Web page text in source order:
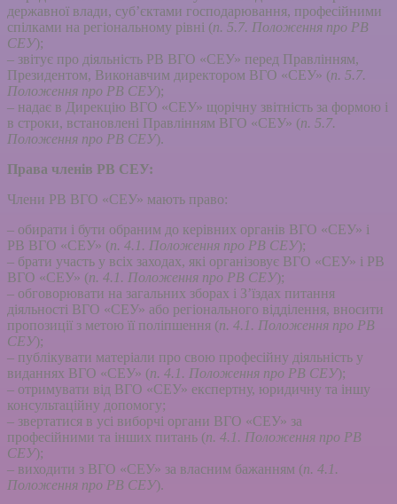
державної влади, суб’єктами господарювання, професійними
спілками на регіональному рівні (п. 5.7. Положення про РВ
СЕУ);
– звітує про діяльність РВ ВГО «СЕУ» перед Правлінням,
Президентом, Виконавчим директором ВГО «СЕУ» (п. 5.7.
Положення про РВ СЕУ);
– надає в Дирекцію ВГО «СЕУ» щорічну звітність за формою і
в строки, встановлені Правлінням ВГО «СЕУ» (п. 5.7.
Положення про РВ СЕУ).
Права членів РВ СЕУ:
Члени РВ ВГО «СЕУ» мають право:
– обирати і бути обраним до керівних органів ВГО «СЕУ» і
РВ ВГО «СЕУ» (п. 4.1. Положення про РВ СЕУ);
– брати участь у всіх заходах, які організовує ВГО «СЕУ» і РВ
ВГО «СЕУ» (п. 4.1. Положення про РВ СЕУ);
– обговорювати на загальних зборах і З’їздах питання
діяльності ВГО «СЕУ» або регіонального відділення, вносити
пропозиції з метою її поліпшення (п. 4.1. Положення про РВ
СЕУ);
– публікувати матеріали про свою професійну діяльність у
виданнях ВГО «СЕУ» (п. 4.1. Положення про РВ СЕУ);
– отримувати від ВГО «СЕУ» експертну, юридичну та іншу
консультаційну допомогу;
– звертатися в усі виборчі органи ВГО «СЕУ» за
професійними та інших питань (п. 4.1. Положення про РВ
СЕУ);
– виходити з ВГО «СЕУ» за власним бажанням (п. 4.1.
Положення про РВ СЕУ).